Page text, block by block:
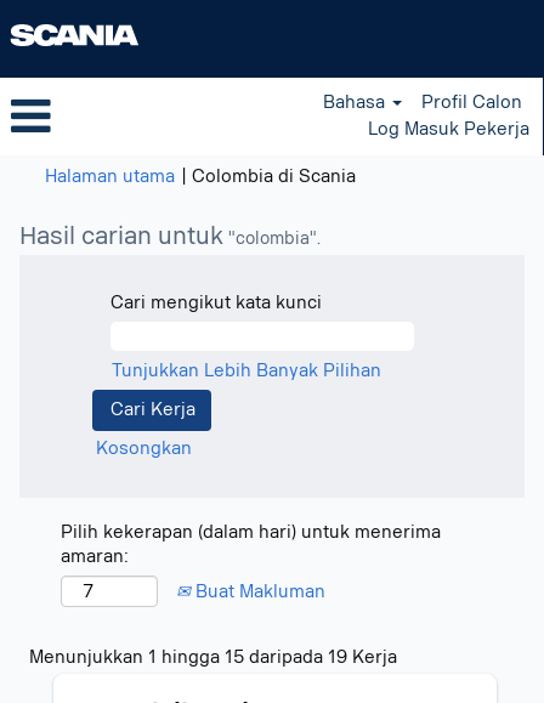
Bahasa
Profil Calon
Log Masuk Pekerja
Halaman utama Colombia di Scania(halaman
Hasil carian untuk "colombia".
Cari mengikut kata kunci
Tunjukkan Lebih Banyak Pilihan
Kosongkan
Pilih kekerapan (dalam hari) untuk menerima
amaran:
Buat Makluman
Menunjukkan 1 hingga 15 daripada 19 KerjaHasil